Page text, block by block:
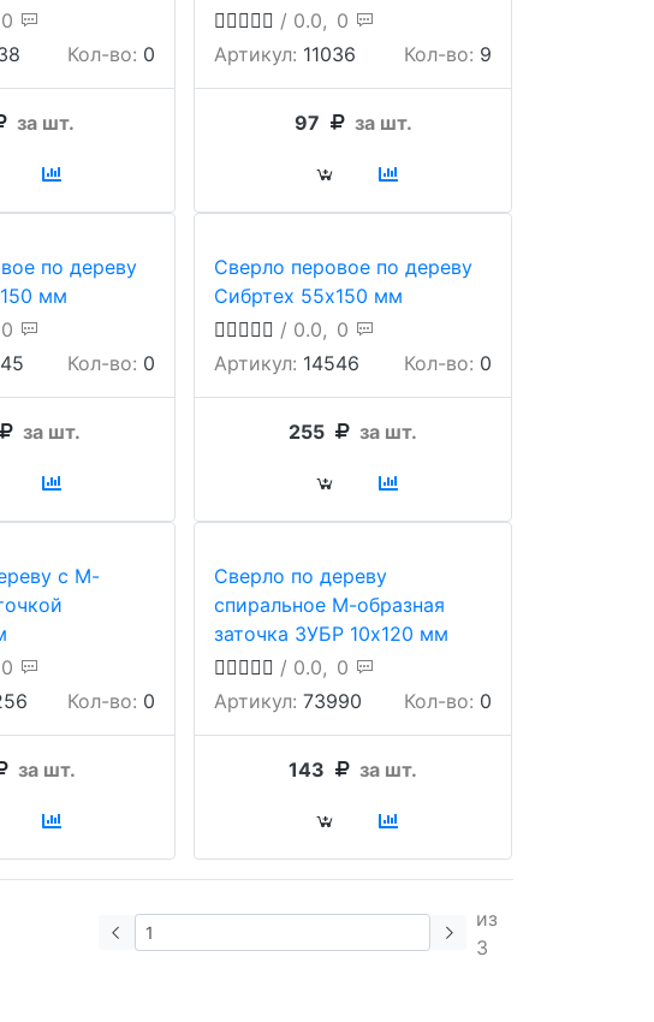
0
Кол-во: 0
за шт.
/ 0.0, 0
Артикул: 11036 Кол-во: 9
97 за шт.
по дереву
мм
0
Кол-во: 0
за шт.
Сверло перовое по дереву
Сибртех 55х150 мм
/ 0.0, 0
Артикул: 14546 Кол-во: 0
255 за шт.
с М-
0
Кол-во: 0
за шт.
Сверло по дереву
спиральное М-образная
заточка ЗУБР 10х120 мм
/ 0.0, 0
Артикул:73990 Кол-во: 0
143 за шт.
из
3